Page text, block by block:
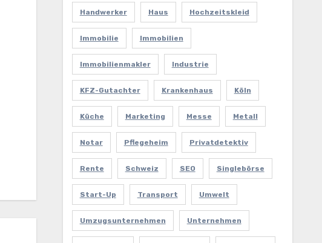
Handwerker Haus Hochzeitskleid
Immobilie Immobilien
Immobilienmakler Industrie
KFZ-Gutachter Krankenhaus Köln
Küche Marketing Messe Metall
Notar Pflegeheim Privatdetektiv
Rente Schweiz SEO Singlebörse
Start-Up Transport Umwelt
Umzugsunternehmen Unternehmen